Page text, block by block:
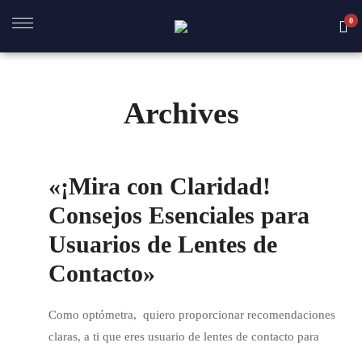
0
Archives
«¡Mira con Claridad!
Consejos Esenciales para
Usuarios de Lentes de
Contacto»
Como optómetra, quiero proporcionar recomendaciones
claras, a ti que eres usuario de lentes de contacto para